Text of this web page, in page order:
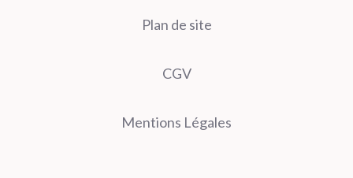
Plan de site
CGV
Mentions Légales